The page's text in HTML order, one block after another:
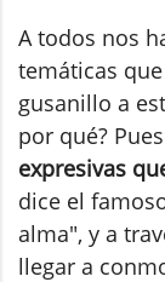
A todos nos
temáticas
gusanillo a
por qué?
expresivas
dice el
alma", y a
llegar a